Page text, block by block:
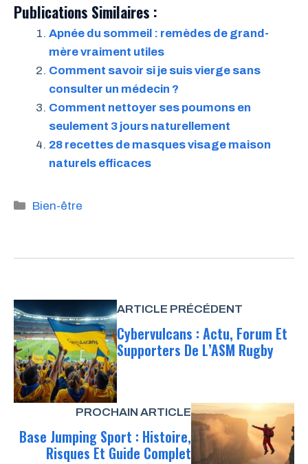
Publications Similaires :
Apnée du sommeil : remèdes de grand-
mère vraiment utiles
Comment savoir si je suis vierge sans
consulter un médecin ?
Comment nettoyer ses poumons en
seulement 3 jours naturellement
28 recettes de masques visage maison
naturels efficaces
Catégories
Bien-être
ARTICLE PRÉCÉDENT
Cybervulcans : Actu, Forum Et
Supporters De L’ASM Rugby
PROCHAIN ARTICLE
Base Jumping Sport : Histoire,
Risques Et Guide Complet